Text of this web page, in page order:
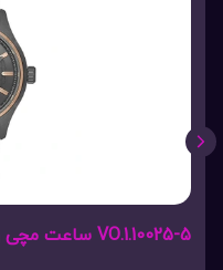
VO.1.10025-5 ساعت مچی ولنتینو